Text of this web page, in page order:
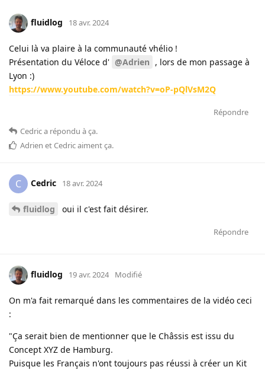
fluidlog 18 avr. 2024
Celui là va plaire à la communauté vhélio !
Présentation du Véloce d' @Adrien , lors de mon passage à
Lyon :)
https://www.youtube.com/watch?v=oP-pQlVsM2Q
Répondre
Cedrica répondu à ça.
Adrien et Cedricaiment ça.
C Cedric 18 avr. 2024
fluidlog oui il c'est fait désirer.
Répondre
fluidlog 19 avr. 2024 Modifié
On m'a fait remarqué dans les commentaires de la vidéo ceci
:
"Ça serait bien de mentionner que le Châssis est issu du
Concept XYZ de Hamburg.
Puisque les Français n'ont toujours pas réussi à créer un Kit